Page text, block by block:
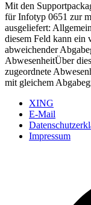
Mit den
für Infotyp 0651 zur
ausgeliefert:
diesem Feld kann ein
abweichender
AbwesenheitÜber
zugeordnete
mit gleichem
XING
E-Mail
Impressum